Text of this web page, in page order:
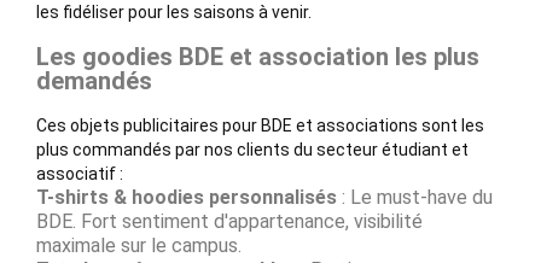
les fidéliser pour les saisons à venir.
Les goodies BDE et association les plus
demandés
Ces objets publicitaires pour BDE et associations sont les
plus commandés par nos clients du secteur étudiant et
associatif :
T-shirts & hoodies personnalisés : Le must-have du
BDE. Fort sentiment d'appartenance, visibilité
maximale sur le campus.